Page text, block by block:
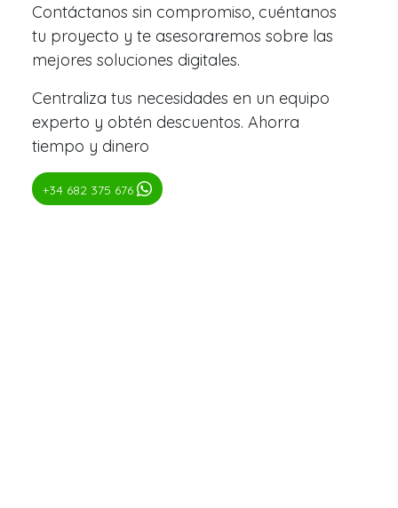
Contáctanos sin compromiso, cuéntanos
tu proyecto y te asesoraremos sobre las
mejores soluciones digitales.
Centraliza tus necesidades en un equipo
experto y obtén descuentos. Ahorra
tiempo y dinero
+34 682 375 676